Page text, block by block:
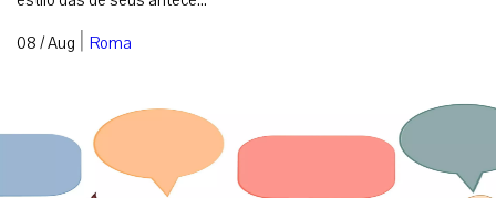
08 / Aug | Roma